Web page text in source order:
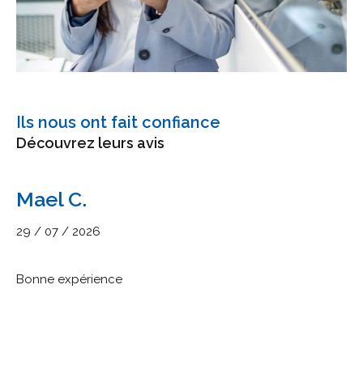
Ils nous ont fait confiance
Découvrez leurs avis
Mael C.
29 / 07 / 2026
Bonne expérience